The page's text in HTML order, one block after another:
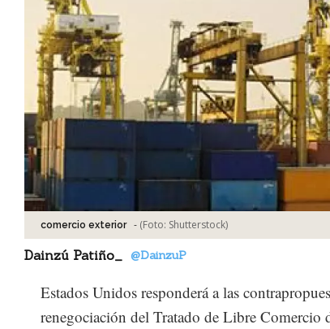
comercio exterior - (Foto: Shutterstock)
Dainzú Patiño_ @DainzuP
Estados Unidos responderá a las
renegociación del Tratado de Libre Comercio